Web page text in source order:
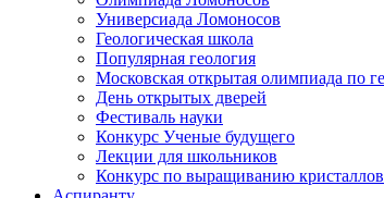
Универсиада Ломоносов
Геологическая школа
Популярная геология
Московская открытая олимпиада по
День открытых дверей
Фестиваль науки
Конкурс Ученые будущего
Лекции для школьников
Конкурс по выращиванию кристаллов